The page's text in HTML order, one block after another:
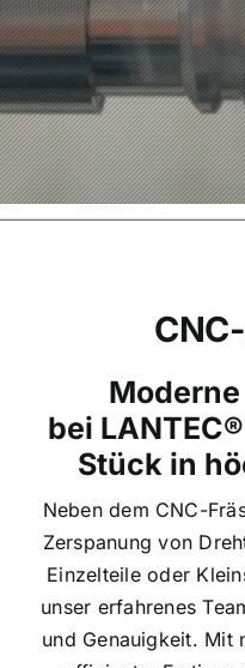
bei
Stück in
Neben dem CNC-
Zerspanung von
Einzelteile oder
unser erfahrenes
und Genauigkeit. Mit